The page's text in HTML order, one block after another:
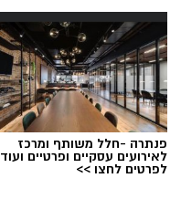
פנתרה -חלל משותף ומרכז
לאירועים עסקיים ופרטיים ועוד
לפרטים לחצו >>